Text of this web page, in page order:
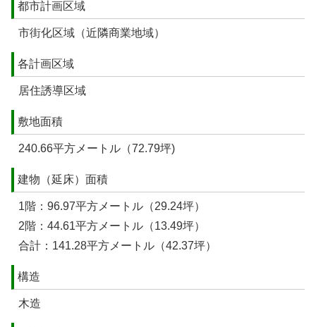
都市計画区域
市街化区域（近隣商業地域）
各計画区域
居住誘導区域
敷地面積
240.66平方メートル（72.79坪)
建物（延床）面積
1階：96.97平方メートル（29.24坪）
2階：44.61平方メートル（13.49坪）
合計：141.28平方メートル（42.37坪）
構造
木造